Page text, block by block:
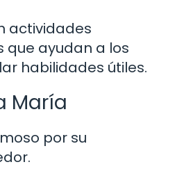
actividades
que ayudan a los
habilidades útiles.
María
por su